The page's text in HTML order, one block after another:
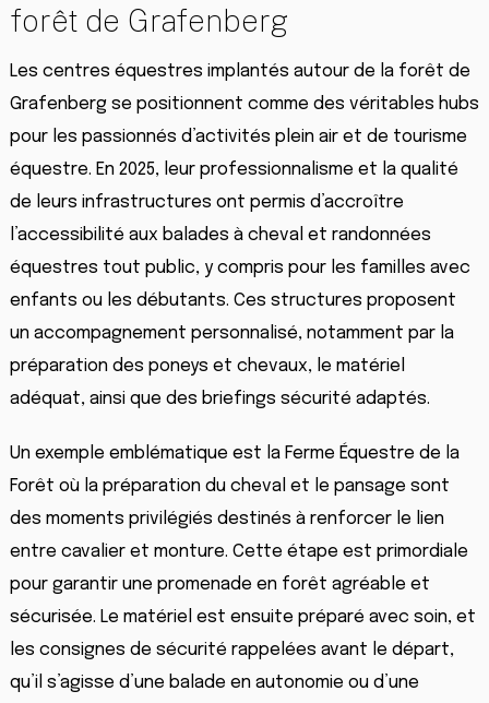
forêt de Grafenberg
Les centres équestres implantés autour de la forêt de
Grafenberg se positionnent comme des véritables hubs
pour les passionnés d’activités plein air et de tourisme
équestre. En 2025, leur professionnalisme et la qualité
de leurs infrastructures ont permis d’accroître
l’accessibilité aux balades à cheval et randonnées
équestres tout public, y compris pour les familles avec
enfants ou les débutants. Ces structures proposent
un accompagnement personnalisé, notamment par la
préparation des poneys et chevaux, le matériel
adéquat, ainsi que des briefings sécurité adaptés.
Un exemple emblématique est la Ferme Équestre de la
Forêt où la préparation du cheval et le pansage sont
des moments privilégiés destinés à renforcer le lien
entre cavalier et monture. Cette étape est primordiale
pour garantir une promenade en forêt agréable et
sécurisée. Le matériel est ensuite préparé avec soin, et
les consignes de sécurité rappelées avant le départ,
qu’il s’agisse d’une balade en autonomie ou d’une